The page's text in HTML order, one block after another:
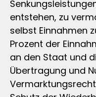
entstehen, zu
selbst Einnahmen
Prozent der
an den Staat und
Übertragung und